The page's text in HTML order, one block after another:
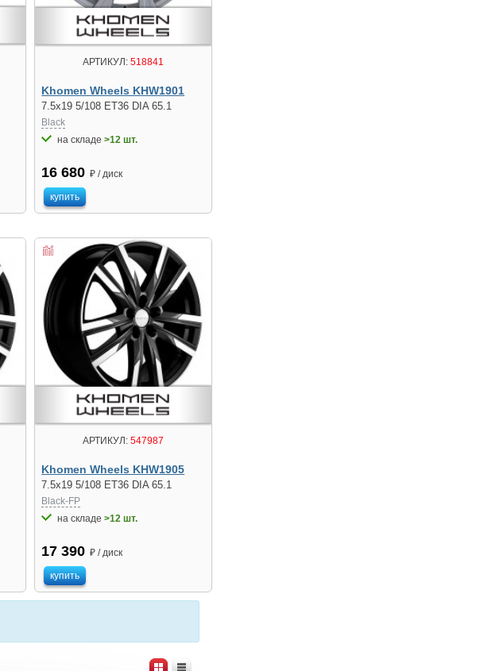
АРТИКУЛ: 518841
Khomen Wheels KHW1901
7.5x19 5/108 ET36 DIA 65.1
Black
на складе>12 шт.
16 680 ₽ / диск
купить
АРТИКУЛ: 547987
Khomen Wheels KHW1905
7.5x19 5/108 ET36 DIA 65.1
Black-FP
на складе>12 шт.
17 390 ₽ / диск
купить